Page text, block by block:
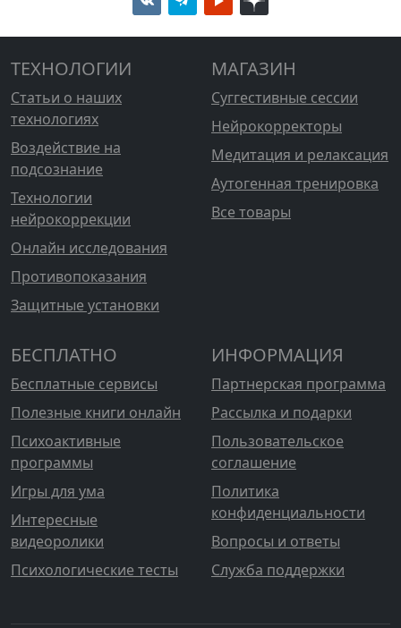
ТЕХНОЛОГИИ
Статьи о наших
технологиях
Воздействие на
подсознание
Технологии
нейрокоррекции
Онлайн исследования
Противопоказания
Защитные установки
МАГАЗИН
Суггестивные сессии
Нейрокорректоры
Медитация и релаксация
Аутогенная тренировка
Все товары
БЕСПЛАТНО
Бесплатные сервисы
Полезные книги онлайн
Психоактивные
программы
Игры для ума
Интересные
видеоролики
Психологические тесты
ИНФОРМАЦИЯ
Партнерская программа
Рассылка и подарки
Пользовательское
соглашение
Политика
конфиденциальности
Вопросы и ответы
Служба поддержки